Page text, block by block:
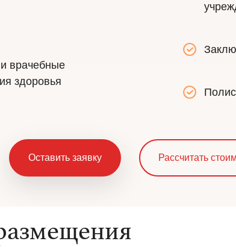
врачебные
здоровья
Оставить заявку Рассчитать